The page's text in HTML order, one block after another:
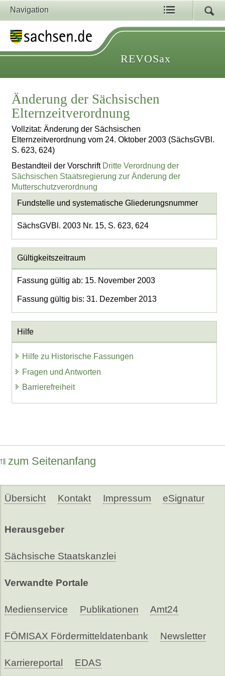
Navigation
REVOSax
Änderung der Sächsischen
Elternzeitverordnung
Vollzitat: Änderung der Sächsischen
Elternzeitverordnung vom 24. Oktober 2003 (SächsGVBl.
S. 623, 624)
Bestandteil der Vorschrift Dritte Verordnung der
Sächsischen Staatsregierung zur Änderung der
Mutterschutzverordnung
Fundstelle und systematische Gliederungsnummer
SächsGVBl. 2003 Nr. 15, S. 623, 624
Gültigkeitszeitraum
Fassung gültig ab: 15. November 2003
Fassung gültig bis: 31. Dezember 2013
Hilfe
Hilfe zu Historische Fassungen
Fragen und Antworten
Barrierefreiheit
zum Seitenanfang
Übersicht Kontakt Impressum eSignatur
Herausgeber
Sächsische Staatskanzlei
Verwandte Portale
Medienservice Publikationen Amt24
FÖMISAX Fördermitteldatenbank Newsletter
Karriereportal EDAS